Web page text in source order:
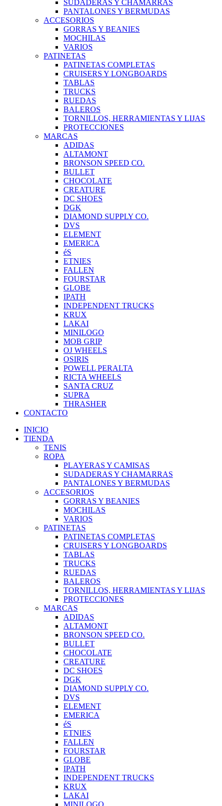
SUDADERAS Y CHAMARRAS
PANTALONES Y BERMUDAS
ACCESORIOS
GORRAS Y BEANIES
MOCHILAS
VARIOS
PATINETAS
PATINETAS COMPLETAS
CRUISERS Y LONGBOARDS
TABLAS
TRUCKS
RUEDAS
BALEROS
TORNILLOS, HERRAMIENTAS Y LIJAS
PROTECCIONES
MARCAS
ADIDAS
ALTAMONT
BRONSON SPEED CO.
BULLET
CHOCOLATE
CREATURE
DC SHOES
DGK
DIAMOND SUPPLY CO.
DVS
ELEMENT
EMERICA
éS
ETNIES
FALLEN
FOURSTAR
GLOBE
IPATH
INDEPENDENT TRUCKS
KRUX
LAKAI
MINILOGO
MOB GRIP
OJ WHEELS
OSIRIS
POWELL PERALTA
RICTA WHEELS
SANTA CRUZ
SUPRA
THRASHER
CONTACTO
INICIO
TIENDA
TENIS
ROPA
PLAYERAS Y CAMISAS
SUDADERAS Y CHAMARRAS
PANTALONES Y BERMUDAS
ACCESORIOS
GORRAS Y BEANIES
MOCHILAS
VARIOS
PATINETAS
PATINETAS COMPLETAS
CRUISERS Y LONGBOARDS
TABLAS
TRUCKS
RUEDAS
BALEROS
TORNILLOS, HERRAMIENTAS Y LIJAS
PROTECCIONES
MARCAS
ADIDAS
ALTAMONT
BRONSON SPEED CO.
BULLET
CHOCOLATE
CREATURE
DC SHOES
DGK
DIAMOND SUPPLY CO.
DVS
ELEMENT
EMERICA
éS
ETNIES
FALLEN
FOURSTAR
GLOBE
IPATH
INDEPENDENT TRUCKS
KRUX
LAKAI
MINILOGO